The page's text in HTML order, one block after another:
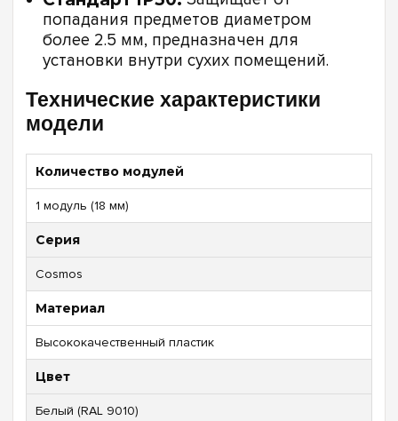
попадания предметов диаметром
более 2.5 мм, предназначен для
установки внутри сухих помещений.
Технические характеристики
модели
Количество модулей
1 модуль (18 мм)
Серия
Cosmos
Материал
Высококачественный пластик
Цвет
Белый (RAL 9010)